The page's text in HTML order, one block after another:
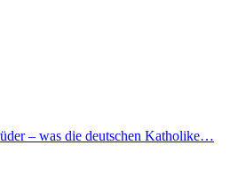
– was die deutschen Katholike…